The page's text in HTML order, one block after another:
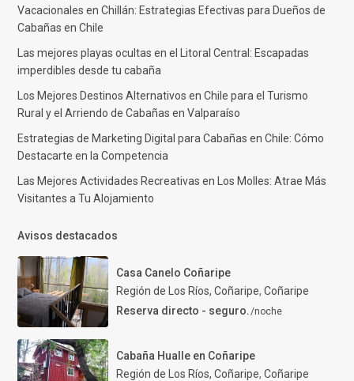
Vacacionales en Chillán: Estrategias Efectivas para Dueños de
Cabañas en Chile
Las mejores playas ocultas en el Litoral Central: Escapadas
imperdibles desde tu cabaña
Los Mejores Destinos Alternativos en Chile para el Turismo
Rural y el Arriendo de Cabañas en Valparaíso
Estrategias de Marketing Digital para Cabañas en Chile: Cómo
Destacarte en la Competencia
Las Mejores Actividades Recreativas en Los Molles: Atrae Más
Visitantes a Tu Alojamiento
Avisos destacados
Casa Canelo Coñaripe
Región de Los Ríos, Coñaripe, Coñaripe
Reserva directo - seguro./noche
Cabaña Hualle en Coñaripe
Región de Los Ríos, Coñaripe, Coñaripe